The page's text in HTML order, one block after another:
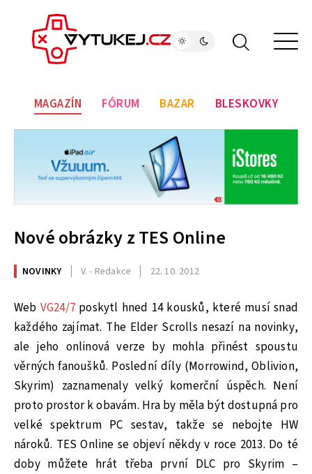
MAGAZÍN FÓRUM BAZAR BLESKOVKY
Nové obrázky z TES Online
NOVINKY V. - Redakce 22. 10. 2012
Web VG24/7 poskytl hned 14 kousků, které musí snad
každého zajímat. The Elder Scrolls nesazí na novinky,
ale jeho onlinová verze by mohla přinést spoustu
věrných fanoušků. Poslední díly (Morrowind, Oblivion,
Skyrim) zaznamenaly velký komerční úspěch. Není
proto prostor k obavám. Hra by měla být dostupná pro
velké spektrum PC sestav, takže se nebojte HW
nároků. TES Online se objeví někdy v roce 2013. Do té
doby můžete hrát třeba první DLC pro Skyrim –